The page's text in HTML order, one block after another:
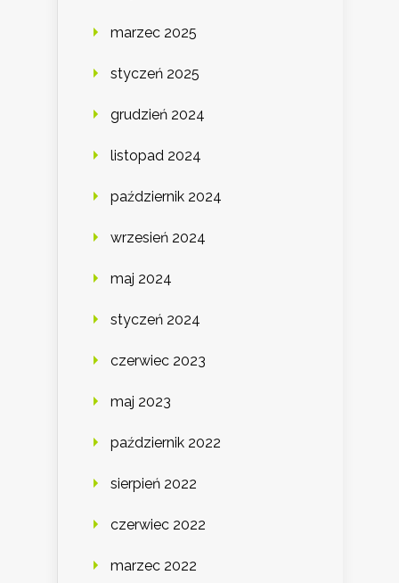
marzec 2025
styczeń 2025
grudzień 2024
listopad 2024
październik 2024
wrzesień 2024
maj 2024
styczeń 2024
czerwiec 2023
maj 2023
październik 2022
sierpień 2022
czerwiec 2022
marzec 2022